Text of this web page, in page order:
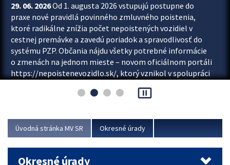
29. 06. 2026Od 1. augusta 2026 vstupujú postupne do
praxe nové pravidlá povinného zmluvného poistenia,
ktoré radikálne znížia počet nepoistených vozidiel v
cestnej premávke a zavedú poriadok a spravodlivosť do
systému PZP. Občania nájdu všetky potrebné informácie
o zmenách na jednom mieste – novom oficiálnom portáli
https://nepoistenevozidlo.sk/, ktorý vznikol v spolupráci
asociácie poisťovní (SLASPO) a Ministerstva vnútra SR.
Viac
pause_presentation
Úvodná stránka MV SR Okresné úrady
Okresné úrady